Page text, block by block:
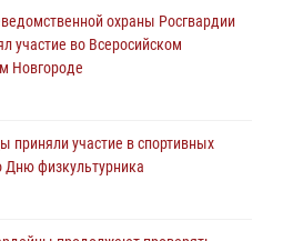
охраны Росгвардии
участие во Всеросийском
Новгороде
участие в спортивных
Дню физкультурника